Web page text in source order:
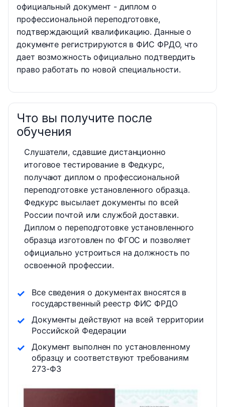
официальный документ - диплом о
профессиональной переподготовке,
подтверждающий квалификацию. Данные о
документе регистрируются в ФИС ФРДО, что
дает возможность официально подтвердить
право работать по новой специальности.
Что вы получите после
обучения
Слушатели, сдавшие дистанционно
итоговое тестирование в Федкурс,
получают диплом о профессиональной
переподготовке установленного образца.
Федкурс высылает документы по всей
России почтой или службой доставки.
Диплом о переподготовке установленного
образца изготовлен по ФГОС и позволяет
официально устроиться на должность по
освоенной профессии.
Все сведения о документах вносятся в
государственный реестр ФИС ФРДО
Документы действуют на всей территории
Российской Федерации
Документ выполнен по установленному
образцу и соответствуют требованиям
273-ФЗ